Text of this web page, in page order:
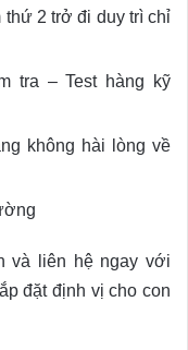
thứ 2 trở đi duy trì chỉ
tra – Test hàng kỹ
không hài lòng về
và liên hệ ngay với
đặt định vị cho con